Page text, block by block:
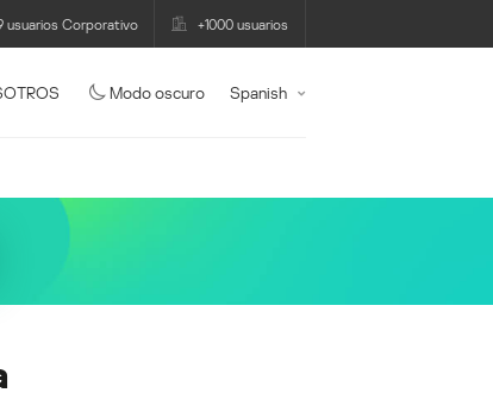
usuarios Corporativo +1000 usuarios
Modo oscuro Spanish